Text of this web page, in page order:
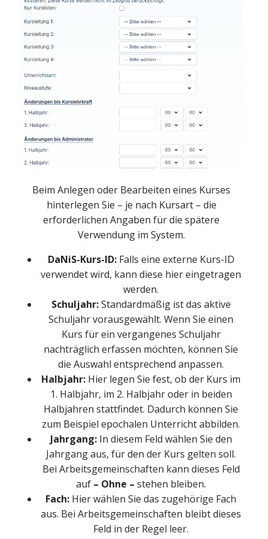
Beim Anlegen oder Bearbeiten eines Kurses
hinterlegen Sie – je nach Kursart – die
erforderlichen Angaben für die spätere
Verwendung im System.
DaNiS-Kurs-ID:Falls eine externe Kurs-ID
verwendet wird, kann diese hier eingetragen
werden.
Schuljahr:Standardmäßig ist das aktive
Schuljahr vorausgewählt. Wenn Sie einen
Kurs für ein vergangenes Schuljahr
nachträglich erfassen möchten, können Sie
die Auswahl entsprechend anpassen.
Halbjahr: Hier legen Sie fest, ob der Kurs im
1. Halbjahr, im 2. Halbjahr oder in beiden
Halbjahren stattfindet. Dadurch können Sie
zum Beispiel epochalen Unterricht abbilden.
Jahrgang:In diesem Feld wählen Sie den
Jahrgang aus, für den der Kurs gelten soll.
Bei Arbeitsgemeinschaften kann dieses Feld
auf – Ohne – stehen bleiben.
Fach: Hier wählen Sie das zugehörige Fach
aus. Bei Arbeitsgemeinschaften bleibt dieses
Feld in der Regel leer.